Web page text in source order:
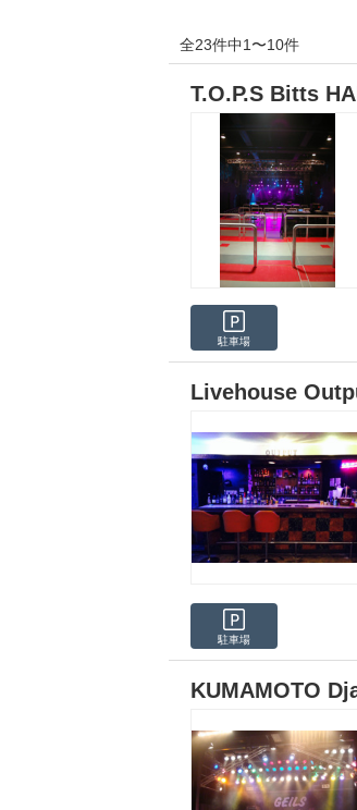
全23件中1〜10件
T.O.P.S Bitts
駐車場
Livehouse
駐車場
KUMAMOTO